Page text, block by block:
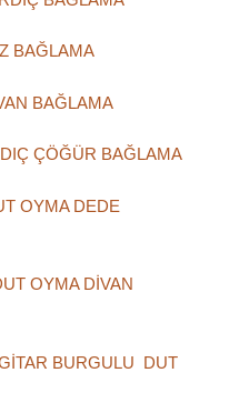
BAĞLAMA
BAĞLAMA
ÇÖĞÜR BAĞLAMA
OYMA DEDE
OYMA DİVAN
BURGULU DUT